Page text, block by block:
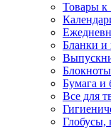
Товары к
Бланки и
Блокноты
Бумага и
Все для
Глобусы,